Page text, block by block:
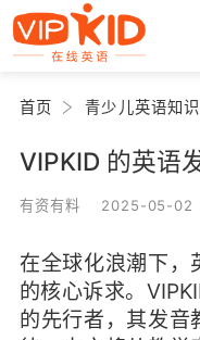
首页 青少儿英语知识
VIPKID 的英语
有资有料 2025-05-02
在全球化浪潮下，
的核心诉求。
的先行者，其发音